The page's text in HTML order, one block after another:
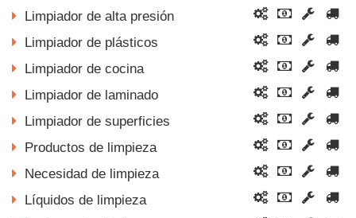
Limpiador de alta presión
Limpiador de plásticos
Limpiador de cocina
Limpiador de laminado
Limpiador de superficies
Productos de limpieza
Necesidad de limpieza
Líquidos de limpieza